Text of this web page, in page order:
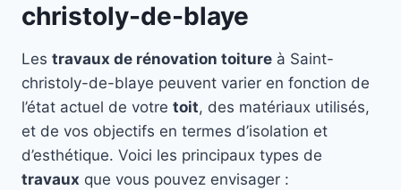
christoly-de-blaye
Les travaux de rénovation toiture à Saint-
christoly-de-blaye peuvent varier en fonction de
l’état actuel de votre toit, des matériaux utilisés,
et de vos objectifs en termes d’isolation et
d’esthétique. Voici les principaux types de
travaux que vous pouvez envisager :